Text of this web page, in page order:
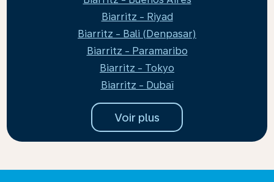
Biarritz - Riyad
Biarritz - Bali (Denpasar)
Biarritz - Paramaribo
Biarritz - Tokyo
Biarritz - Dubaï
Voir plus